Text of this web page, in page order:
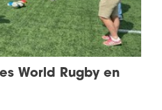
World Rugby en